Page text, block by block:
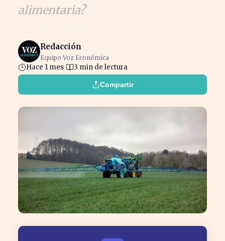
alimentaria?
Redacción
Equipo Voz Económica
Hace 1 mes 3 min de lectura
Compartir